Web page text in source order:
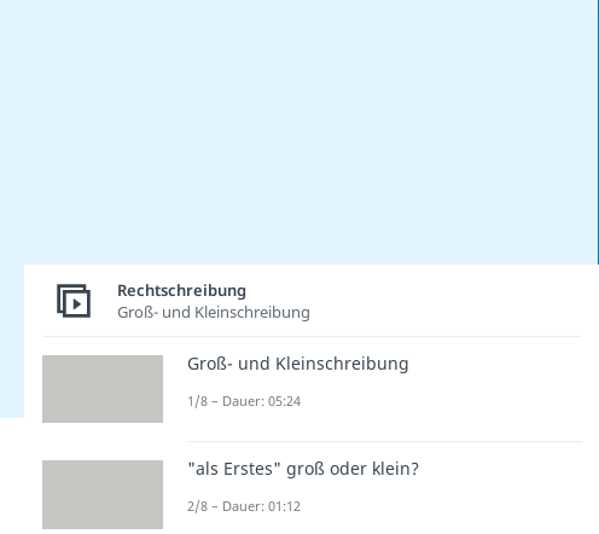
Rechtschreibung
Groß- und Kleinschreibung
Groß- und Kleinschreibung
1/8 – Dauer: 05:24
"als Erstes" groß oder klein?
2/8 – Dauer: 01:12